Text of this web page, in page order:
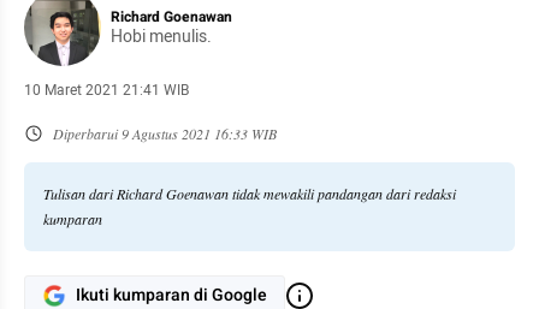
Richard Goenawan
Hobi menulis.
10 Maret 2021 21:41 WIB
Diperbarui9 Agustus 2021 16:33 WIB
Tulisan dari Richard Goenawan tidak mewakili pandangan dari redaksi
kumparan
Ikuti kumparan di Google